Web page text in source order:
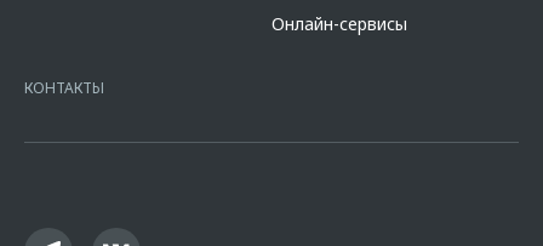
7728168971 ОГРН 1027700067328 место нахождение 107078, г.
офертой.
Онлайн-сервисы
КОНТАКТЫ